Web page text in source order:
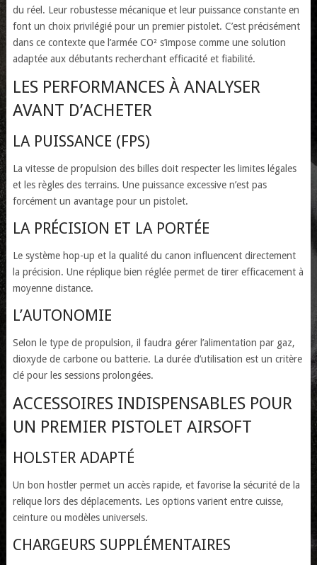
du réel. Leur robustesse mécanique et leur puissance constante en
font un choix privilégié pour un premier pistolet. C’est précisément
dans ce contexte que l’armée CO² s’impose comme une solution
adaptée aux débutants recherchant efficacité et fiabilité.
LES PERFORMANCES À ANALYSER
AVANT D’ACHETER
LA PUISSANCE (FPS)
La vitesse de propulsion des billes doit respecter les limites légales
et les règles des terrains. Une puissance excessive n’est pas
forcément un avantage pour un pistolet.
LA PRÉCISION ET LA PORTÉE
Le système hop-up et la qualité du canon influencent directement
la précision. Une réplique bien réglée permet de tirer efficacement à
moyenne distance.
L’AUTONOMIE
Selon le type de propulsion, il faudra gérer l’alimentation par gaz,
dioxyde de carbone ou batterie. La durée d’utilisation est un critère
clé pour les sessions prolongées.
ACCESSOIRES INDISPENSABLES POUR
UN PREMIER PISTOLET AIRSOFT
HOLSTER ADAPTÉ
Un bon hostler permet un accès rapide, et favorise la sécurité de la
relique lors des déplacements. Les options varient entre cuisse,
ceinture ou modèles universels.
CHARGEURS SUPPLÉMENTAIRES